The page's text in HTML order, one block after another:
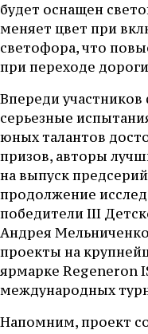
будет оснащен
меняет цвет при
светофора, что
при переходе
Впереди
серьезные
юных талантов
призов, авторы
на выпуск
продолжение
победители III
Андрея
проекты на
ярмарке Regeneron
международных
Напомним, проект